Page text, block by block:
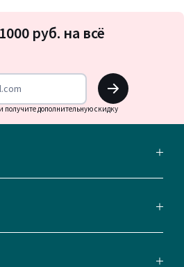
на
руб. на всё
OK
получите дополнительную скидку